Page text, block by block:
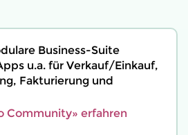
Business-Suite
u.a. für Verkauf/Einkauf,
Fakturierung und
Community» erfahren